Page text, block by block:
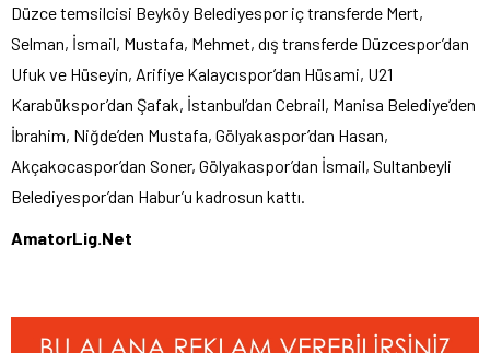
Düzce temsilcisi Beyköy Belediyespor iç transferde Mert,
Selman, İsmail, Mustafa, Mehmet, dış transferde Düzcespor’dan
Ufuk ve Hüseyin, Arifiye Kalaycıspor’dan Hüsami, U21
Karabükspor’dan Şafak, İstanbul’dan Cebrail, Manisa Belediye’den
İbrahim, Niğde’den Mustafa, Gölyakaspor’dan Hasan,
Akçakocaspor’dan Soner, Gölyakaspor’dan İsmail, Sultanbeyli
Belediyespor’dan Habur’u kadrosun kattı.
AmatorLig.Net